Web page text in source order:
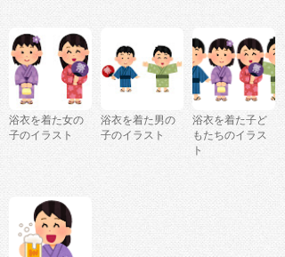
浴衣を着た女の
子のイラスト
浴衣を着た男の
子のイラスト
浴衣を着た子ど
もたちのイラス
ト